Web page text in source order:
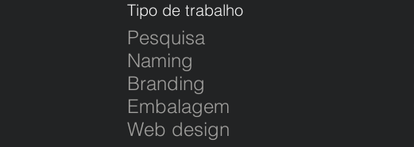
Tipo de trabalho
Pesquisa
Naming
Branding
Embalagem
Web design